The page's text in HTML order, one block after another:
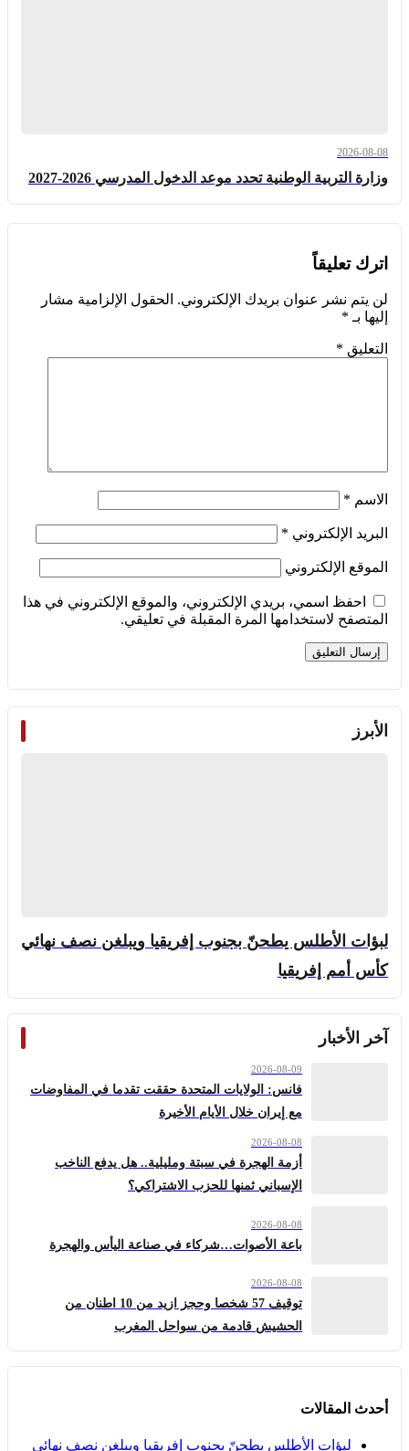
2026-08-08
وزارة التربية الوطنية تحدد موعد الدخول المدرسي 2026-2027
اترك تعليقاً
لن يتم نشر عنوان بريدك الإلكتروني. الحقول الإلزامية مشار
إليها بـ *
التعليق *
الاسم *
البريد الإلكتروني *
الموقع الإلكتروني
احفظ اسمي، بريدي الإلكتروني، والموقع الإلكتروني في هذا
المتصفح لاستخدامها المرة المقبلة في تعليقي.
الأبرز
لبؤات الأطلس يطحنّ بجنوب إفريقيا ويبلغن نصف نهائي
كأس أمم إفريقيا
آخر الأخبار
2026-08-09
فانس: الولايات المتحدة حققت تقدما في المفاوضات
مع إيران خلال الأيام الأخيرة
2026-08-08
أزمة الهجرة في سبتة ومليلية.. هل يدفع الناخب
الإسباني ثمنها للحزب الاشتراكي؟
2026-08-08
باعة الأصوات…شركاء في صناعة اليأس والهجرة
2026-08-08
توقيف 57 شخصا وحجز ازيد من 10 اطنان من
الحشيش قادمة من سواحل المغرب
أحدث المقالات
لبؤات الأطلس يطحنّ بجنوب إفريقيا ويبلغن نصف نهائي